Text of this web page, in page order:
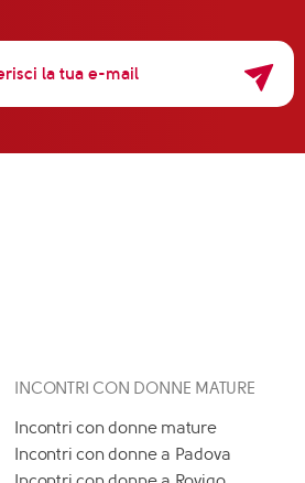
INCONTRI CON DONNE MATURE
Incontri con donne mature
Incontri con donne a Padova